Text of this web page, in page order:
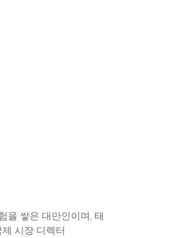
을 쌓은 대만인이며, 태
시장 디렉터